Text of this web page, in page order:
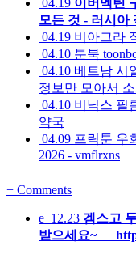
모든 것 - 러시아
04.19 비아그라
04.10 툰북
04.10 베트남 시
정보만 모아서
04.10 비닉스 필
약국
04.09 프릭툰 우
2026 - vmflrxns
+ Comments
e 12.23 겜스고
받으세요~